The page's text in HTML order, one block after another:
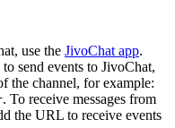
use the JivoChat app.
send events to JivoChat,
the channel, for example:
. To receive messages from
the URL to receive events